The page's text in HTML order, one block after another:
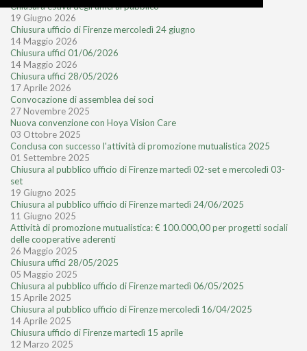
Chiusura estiva degli uffici al pubblico
19 Giugno 2026
Chiusura ufficio di Firenze mercoledì 24 giugno
14 Maggio 2026
Chiusura uffici 01/06/2026
14 Maggio 2026
Chiusura uffici 28/05/2026
17 Aprile 2026
Convocazione di assemblea dei soci
27 Novembre 2025
Nuova convenzione con Hoya Vision Care
03 Ottobre 2025
Conclusa con successo l'attività di promozione mutualistica 2025
01 Settembre 2025
Chiusura al pubblico ufficio di Firenze martedì 02-set e mercoledì 03-
set
19 Giugno 2025
Chiusura al pubblico ufficio di Firenze martedì 24/06/2025
11 Giugno 2025
Attività di promozione mutualistica: € 100.000,00 per progetti sociali
delle cooperative aderenti
26 Maggio 2025
Chiusura uffici 28/05/2025
05 Maggio 2025
Chiusura al pubblico ufficio di Firenze martedì 06/05/2025
15 Aprile 2025
Chiusura al pubblico ufficio di Firenze mercoledì 16/04/2025
14 Aprile 2025
Chiusura ufficio di Firenze martedì 15 aprile
12 Marzo 2025